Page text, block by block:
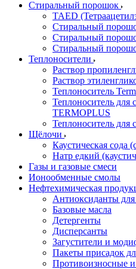
Стиральный порошок
TAED
Стиральный
Стиральный
Стиральный
Теплоносители
Раствор
Раствор
Теплоноситель
Теплоноситель для
TERMOPLUS
Теплоноситель для
Щёлочи
Каустическая сода
Натр едкий
Газы и газовые смеси
Ионообменные смолы
Нефтехимическая
Антиоксиданты для
Базовые масла
Детергенты
Дисперсанты
Загустители и
Пакеты присадок
Противоизносные